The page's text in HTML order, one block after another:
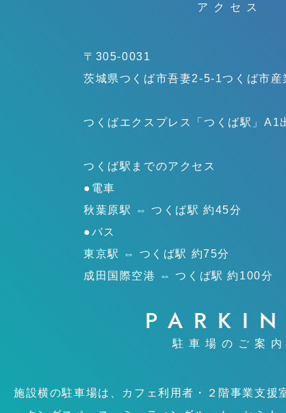
アクセス
〒305-0031
茨城県つくば市吾妻2-5-1つくば市産
つくばエクスプレス「つくば駅」 A1
つくば駅までのアクセス
●電車
秋葉原駅 ⇔ つくば駅 約45分
●バス
東京駅 ⇔ つくば駅 約75分
成田国際空港 ⇔ つくば駅 約100分
駐車場のご案内
施設横の駐車場は、カフェ利用者・２階事業支援